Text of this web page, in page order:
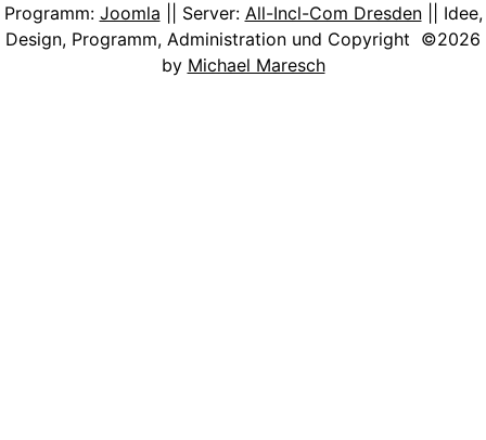
Programm: Joomla || Server: All-Incl-Com Dresden|| Idee,
Design, Programm, Administration und Copyright ©2026
by Michael Maresch